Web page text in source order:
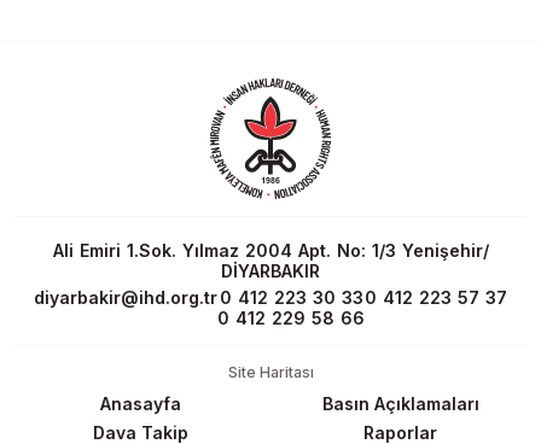
Ali Emiri 1.Sok. Yılmaz 2004 Apt. No: 1/3 Yenişehir/
DİYARBAKIR
diyarbakir@ihd.org.tr0 412 223 30 33
0 412 229 58 66
0 412 223 57 37
Site Haritası
Anasayfa
Basın Açıklamaları
Dava Takip
Raporlar